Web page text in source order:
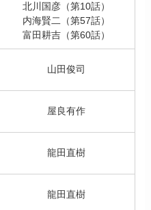
北川国彦（第10話）
内海賢二（第57話）
富田耕吉（第60話）
山田俊司
屋良有作
龍田直樹
龍田直樹